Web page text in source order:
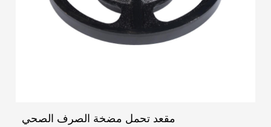
مقعد تحمل مضخة الصرف الصحي